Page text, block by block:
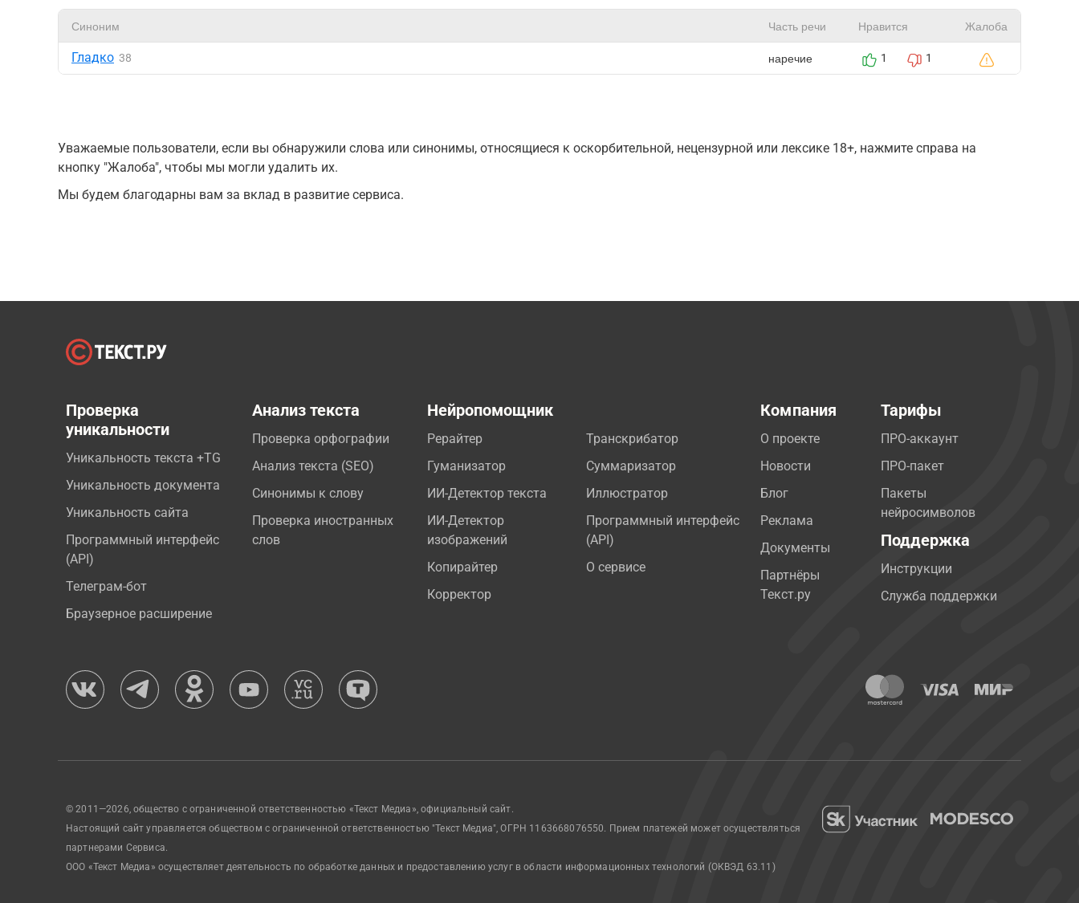
Синоним Часть речи Нравится Жалоба
Гладко 38 наречие 1 1
Уважаемые пользователи, если вы обнаружили слова или синонимы, относящиеся к оскорбительной, нецензурной или лексике 18+, нажмите справа на
кнопку "Жалоба", чтобы мы могли удалить их.
Мы будем благодарны вам за вклад в развитие сервиса.
Проверка
уникальности
Уникальность текста +TG
Уникальность документа
Уникальность сайта
Программный интерфейс
(API)
Телеграм-бот
Браузерное расширение
Анализ текста
Проверка орфографии
Анализ текста (SEO)
Синонимы к слову
Проверка иностранных
слов
Нейропомощник
Рерайтер
Гуманизатор
ИИ-Детектор текста
ИИ-Детектор
изображений
Копирайтер
Корректор
Транскрибатор
Суммаризатор
Иллюстратор
Программный интерфейс
(API)
О сервисе
Компания
О проекте
Новости
Блог
Реклама
Документы
Партнёры
Текст.ру
Тарифы
ПРО-аккаунт
ПРО-пакет
Пакеты
нейросимволов
Поддержка
Инструкции
Служба поддержки
© 2011—2026, общество с ограниченной ответственностью «Текст Медиа», официальный сайт.
Настоящий сайт управляется обществом с ограниченной ответственностью "Текст Медиа", ОГРН 1163668076550. Прием платежей может осуществляться
партнерами Сервиса.
ООО «Текст Медиа» осуществляет деятельность по обработке данных и предоставлению услуг в области информационных технологий (ОКВЭД 63.11)